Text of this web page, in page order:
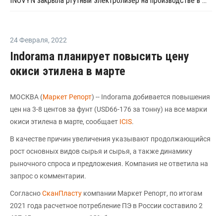
24 Февраля, 2022
Indorama планирует повысить цену
окиси этилена в марте
МОСКВА (Маркет Репорт) -- Indorama добивается повышения
цен на 3-8 центов за фунт (USD66-176 за тонну) на все марки
окиси этилена в марте, сообщает ICIS.
В качестве причин увеличения указывают продолжающийся
рост основных видов сырья и сырья, а также динамику
рыночного спроса и предложения. Компания не ответила на
запрос о комментарии.
СогласноСканПласту компании Маркет Репорт, по итогам
2021 года расчетное потребление ПЭ в России составило 2